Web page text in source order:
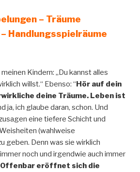
– Träume
Handlungsspielräume
Kindern: „Du kannst alles
willst.“ Ebenso: “Hör auf dein
deine Träume. Leben ist
ja, ich glaube daran, schon. Und
eine tiefere Schicht und
(wahlweise
geben. Denn was sie wirklich
noch und irgendwie auch immer
Offenbar eröffnet sich die